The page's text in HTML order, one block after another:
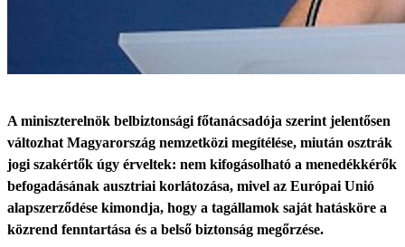
A miniszterelnök belbiztonsági főtanácsadója szerint jelentősen
változhat Magyarország nemzetközi megítélése, miután osztrák
jogi szakértők úgy érveltek: nem kifogásolható a menedékkérők
befogadásának ausztriai korlátozása, mivel az Európai Unió
alapszerződése kimondja, hogy a tagállamok saját hatásköre a
közrend fenntartása és a belső biztonság megőrzése.